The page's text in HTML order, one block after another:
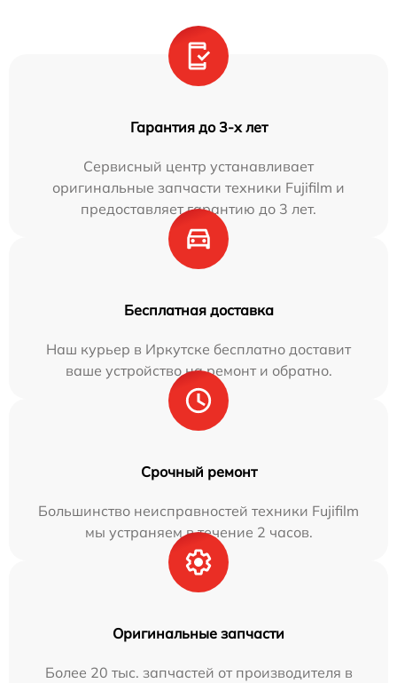
Гарантия до 3-х лет
Сервисный центр устанавливает
оригинальные запчасти техники Fujifilm и
предоставляет гарантию до 3 лет.
Бесплатная доставка
Наш курьер в Иркутске бесплатно доставит
ваше устройство на ремонт и обратно.
Срочный ремонт
Большинство неисправностей техники Fujifilm
мы устраняем в течение 2 часов.
Оригинальные запчасти
Более 20 тыс. запчастей от производителя в